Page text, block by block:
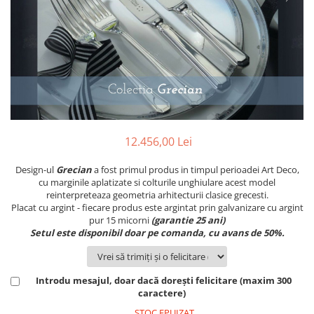
SUB 200
SUB 2000
SUB 3000
SUB 5000
PRODUSE
ACCESORII PENTRU MASĂ
SET CEAI &AMP; DESERT
CEASURI DE INTERIOR
OBIECTE DECORATIVE
VAZE DECORATIVE
PRODUSE PENTRU CURĂŢAT
ACCESORII DECORATIVE
SETURI DE CAFEA
BRANDURI
ROYAL ALBERT
AZAY CASA
JL COQUET
PORTMEIRION
VILLA ALTACHIARA
PIP STUDIO
NEW COUNTRY ROSES PINK
ROSECONFETTI
CORPURI DE ILUMINAT
BRANDURI
WATERFORD
VALENTI
SALVIATI
ROYAL ALBERT
PORTMEIRION
BOURGOGNE
SETURI PENTRU CAVIAR
PAHARE SI CANI
ACCESORII BIROU
SUPORTURI PENTRU PRAJITURI
CASETE DE BIJUTERII
BRANDURI
ARTHUR PRICE OF ENGLAND
CHINELLI
AZAY CASA
COLECTII
12.456,00 Lei
Design-ul Greciana fost primul produs in timpul perioadei Art Deco,
cu marginile aplatizate si colturile unghiulare acest model
reinterpreteaza geometria arhitecturii clasice grecesti.
Placat cu argint - fiecare produs este argintat prin galvanizare cu argint
pur 15 micorni (garantie 25 ani)
Setul este disponibil doar pe comanda, cu avans de 50%.
Introdu mesajul, doar dacă dorești felicitare (maxim 300
caractere)